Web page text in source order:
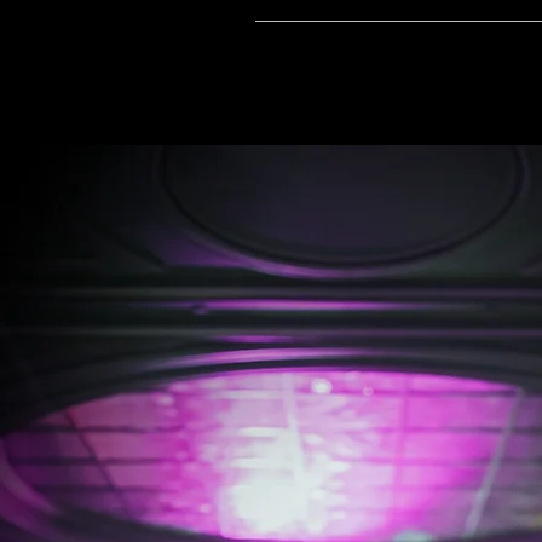
Les costumes de RêvARTe sont